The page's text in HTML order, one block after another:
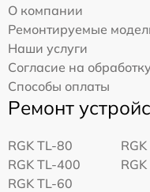
О компании
Ремонтируемые
Наши услуги
Согласие на
Способы оплаты
Ремонт
RGK TL-80
RGK TL-400
RGK TL-60